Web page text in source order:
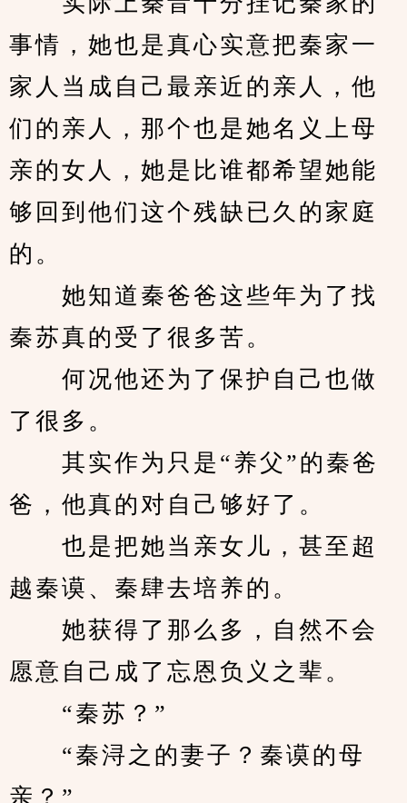
事情，她也是真心实意把秦家一
家人当成自己最亲近的亲人，他
们的亲人，那个也是她名义上母
亲的女人，她是比谁都希望她能
够回到他们这个残缺已久的家庭
的。
她知道秦爸爸这些年为了找
秦苏真的受了很多苦。
何况他还为了保护自己也做
了很多。
其实作为只是“养父”的秦爸
爸，他真的对自己够好了。
也是把她当亲女儿，甚至超
越秦谟、秦肆去培养的。
她获得了那么多，自然不会
愿意自己成了忘恩负义之辈。
“秦苏？”
“秦浔之的妻子？秦谟的母
亲？”